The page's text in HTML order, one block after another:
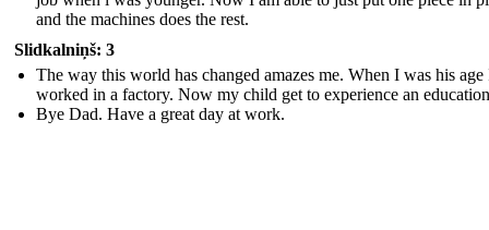
and the machines does the rest.
Slidkalniņš: 3
The way this world has changed amazes me. When I was his age
worked in a factory. Now my child get to experience an
Bye Dad. Have a great day at work.